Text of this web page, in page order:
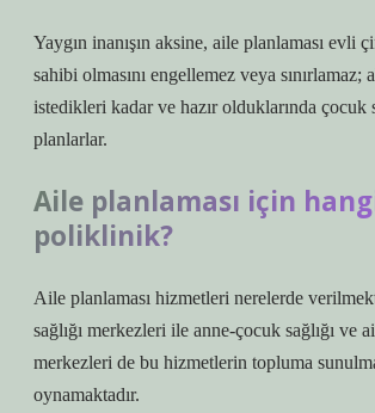
Yaygın inanışın aksine, aile planlaması evli
sahibi olmasını engellemez veya sınırlamaz;
istedikleri kadar ve hazır olduklarında çocuk
planlarlar.
Aile planlaması için
poliklinik?
Aile planlaması hizmetleri nerelerde
sağlığı merkezleri ile anne-çocuk sağlığı ve
merkezleri de bu hizmetlerin topluma
oynamaktadır.